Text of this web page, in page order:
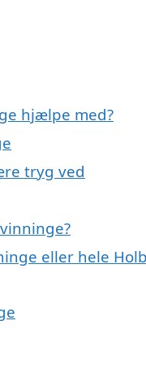
hjælpe med?
tryg ved
eller hele